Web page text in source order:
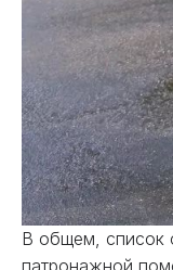
В общем, список
патронажной